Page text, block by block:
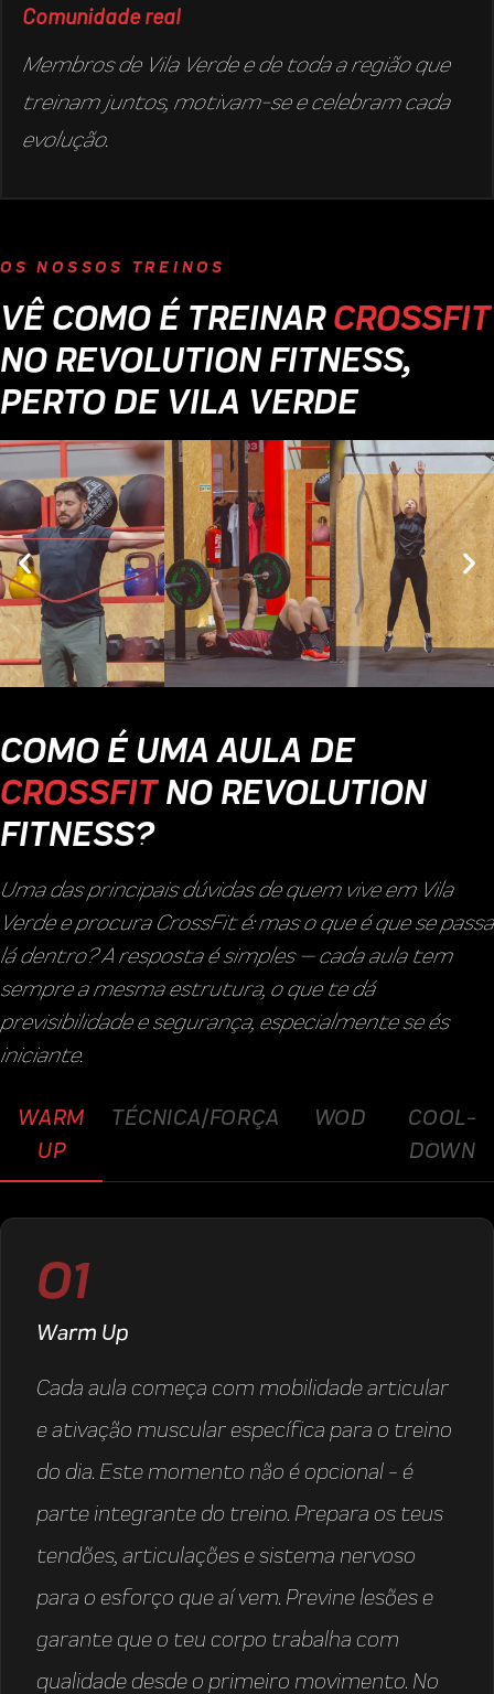
Comunidade real
Membros de Vila Verde e de toda a região que
treinam juntos, motivam-se e celebram cada
evolução.
OS NOSSOS TREINOS
VÊ COMO É TREINARCROSSFIT
NO REVOLUTION FITNESS,
PERTO DE VILA VERDE
COMO É UMA AULA DE
CROSSFIT NO REVOLUTION
FITNESS?
Uma das principais dúvidas de quem vive em Vila
Verde e procura CrossFit é: mas o que é que se passa
lá dentro? A resposta é simples — cada aula tem
sempre a mesma estrutura, o que te dá
previsibilidade e segurança, especialmente se és
iniciante.
WARM
UP
TÉCNICA/FORÇA WOD
COOL-
DOWN
01
Warm Up
Cada aula começa com mobilidade articular
e ativação muscular específica para o treino
do dia. Este momento não é opcional - é
parte integrante do treino. Prepara os teus
tendões, articulações e sistema nervoso
para o esforço que aí vem. Previne lesões e
garante que o teu corpo trabalha com
qualidade desde o primeiro movimento. No